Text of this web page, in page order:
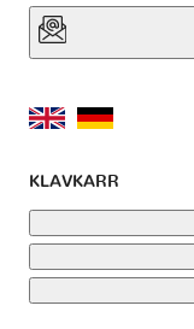
KLAVKARR